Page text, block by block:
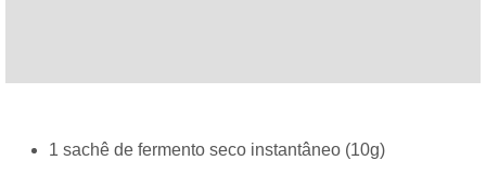
1 sachê de fermento seco instantâneo (10g)